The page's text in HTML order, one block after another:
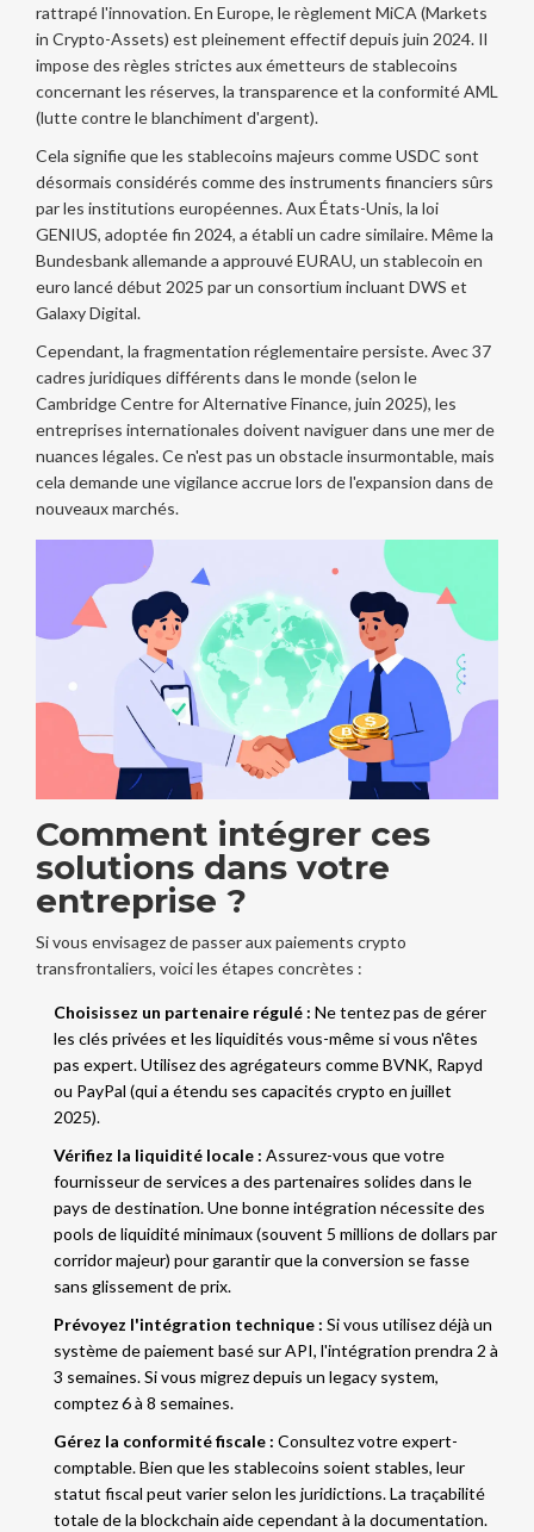
rattrapé l'innovation. En Europe, le règlement MiCA (Markets
in Crypto-Assets) est pleinement effectif depuis juin 2024. Il
impose des règles strictes aux émetteurs de stablecoins
concernant les réserves, la transparence et la conformité AML
(lutte contre le blanchiment d'argent).
Cela signifie que les stablecoins majeurs comme USDC sont
désormais considérés comme des instruments financiers sûrs
par les institutions européennes. Aux États-Unis, la loi
GENIUS, adoptée fin 2024, a établi un cadre similaire. Même la
Bundesbank allemande a approuvéEURAU, un stablecoin en
euro lancé début 2025 par un consortium incluant DWS et
Galaxy Digital.
Cependant, la fragmentation réglementaire persiste. Avec 37
cadres juridiques différents dans le monde (selon le
Cambridge Centre for Alternative Finance, juin 2025), les
entreprises internationales doivent naviguer dans une mer de
nuances légales. Ce n'est pas un obstacle insurmontable, mais
cela demande une vigilance accrue lors de l'expansion dans de
nouveaux marchés.
Comment intégrer ces
solutions dans votre
entreprise ?
Si vous envisagez de passer aux paiements crypto
transfrontaliers, voici les étapes concrètes :
Choisissez un partenaire régulé : Ne tentez pas de gérer
les clés privées et les liquidités vous-même si vous n'êtes
pas expert. Utilisez des agrégateurs comme BVNK, Rapyd
ou PayPal (qui a étendu ses capacités crypto en juillet
2025).
Vérifiez la liquidité locale : Assurez-vous que votre
fournisseur de services a des partenaires solides dans le
pays de destination. Une bonne intégration nécessite des
pools de liquidité minimaux (souvent 5 millions de dollars par
corridor majeur) pour garantir que la conversion se fasse
sans glissement de prix.
Prévoyez l'intégration technique : Si vous utilisez déjà un
système de paiement basé sur API, l'intégration prendra 2 à
3 semaines. Si vous migrez depuis un legacy system,
comptez 6 à 8 semaines.
Gérez la conformité fiscale : Consultez votre expert-
comptable. Bien que les stablecoins soient stables, leur
statut fiscal peut varier selon les juridictions. La traçabilité
totale de la blockchain aide cependant à la documentation.